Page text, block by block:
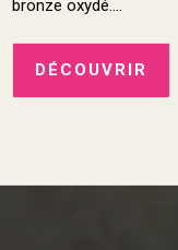
bronze oxydé....
DÉCOUVRIR